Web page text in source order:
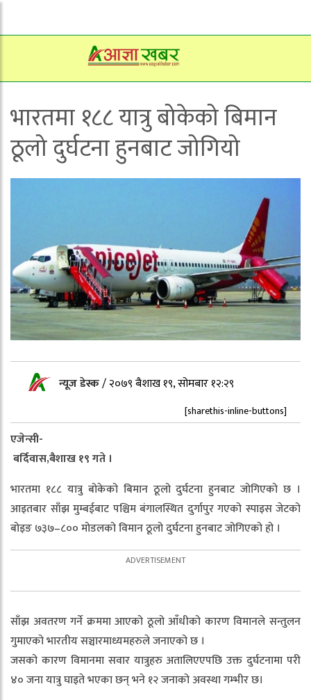
भारतमा १८८ यात्रु बोकेको बिमान
ठूलो दुर्घटना हुनबाट जोगियो
न्यूज डेस्क/२०७९ बैशाख १९, सोमबार १२:२९
[sharethis-inline-buttons]
एजेन्सी-
बर्दिवास,बैशाख १९ गते ।
भारतमा १८८ यात्रु बोकेको बिमान ठूलो दुर्घटना हुनबाट जोगिएको छ ।
आइतबार साँझ मुम्बईबाट पश्चिम बंगालस्थित दुर्गापुर गएको स्पाइस जेटको
बोइङ ७३७–८०० मोडलको विमान ठूलो दुर्घटना हुनबाट जोगिएको हो ।
साँझ अवतरण गर्ने क्रममा आएको ठूलो आँधीको कारण विमानले सन्तुलन
गुमाएको भारतीय सञ्चारमाध्यमहरुले जनाएको छ ।
जसको कारण विमानमा सवार यात्रुहरु अतालिएएपछि उक्त दुर्घटनामा परी
४० जना यात्रु घाइते भएका छन् भने १२ जनाको अवस्था गम्भीर छ।